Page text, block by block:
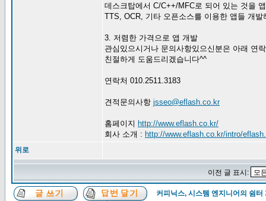
데스크탑에서 C/C++/MFC로 되어 있는 것을
TTS, OCR, 기타 오픈소스를 이용한 앱들 개발
3. 저렴한 가격으로 앱 개발
관심있으시거나 문의사항있으신분은 아래 연
친절하게 도움드리겠습니다^^
연락처 010.2511.3183
견적문의사항 jsseo@eflash.co.kr
홈페이지 http://www.eflash.co.kr/
회사 소개 : http://www.eflash.co.kr/intro/
위로
이전 글 표시:
커피닉스, 시스템 엔지니어의 쉼터